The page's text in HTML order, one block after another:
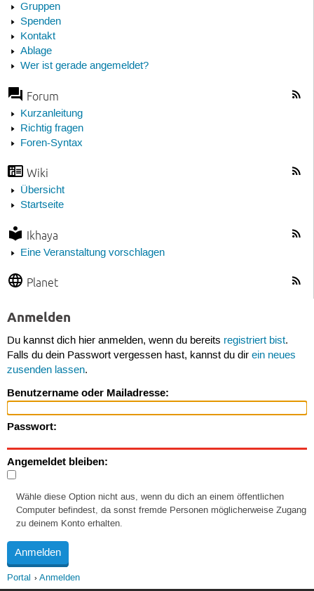
Gruppen
Spenden
Kontakt
Ablage
Wer ist gerade angemeldet?
Forum
Kurzanleitung
Richtig fragen
Foren-Syntax
Wiki
Übersicht
Startseite
Ikhaya
Eine Veranstaltung vorschlagen
Planet
Anmelden
Du kannst dich hier anmelden, wenn du bereits registriert bist.
Falls du dein Passwort vergessen hast, kannst du dir ein neues
zusenden lassen.
Benutzername oder Mailadresse:
Passwort:
Angemeldet bleiben:
Wähle diese Option nicht aus, wenn du dich an einem öffentlichen
Computer befindest, da sonst fremde Personen möglicherweise Zugang
zu deinem Konto erhalten.
Portal Anmelden